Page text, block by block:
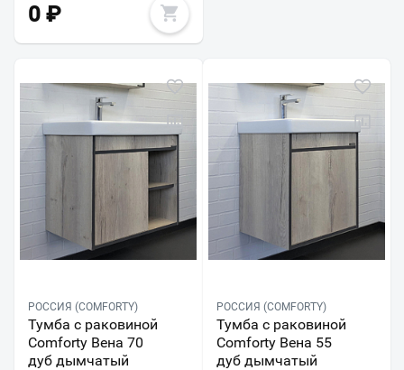
0 ₽
РОССИЯ (COMFORTY)
Тумба с раковиной
Comforty Вена 70
дуб дымчатый
РОССИЯ (COMFORTY)
Тумба с раковиной
Comforty Вена 55
дуб дымчатый